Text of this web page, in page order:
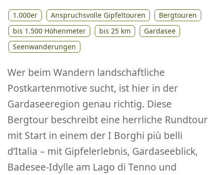
1.000er Anspruchsvolle Gipfeltouren
Bergtouren
bis 1.500 Höhenmeter
bis 25 km
Gardasee
Seenwanderungen
Wer beim Wandern landschaftliche
Postkartenmotive sucht, ist hier in der
Gardaseeregion genau richtig. Diese
Bergtour beschreibt eine herrliche Rundtour
mit Start in einem der I Borghi più belli
d’Italia – mit Gipfelerlebnis, Gardaseeblick,
Badesee-Idylle am Lago di Tenno und